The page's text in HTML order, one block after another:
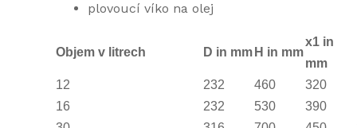
plovoucí víko na olej
Objem v litrech D in mm H in mm
x1 in
mm
12
232 460 320
16
232 530 390